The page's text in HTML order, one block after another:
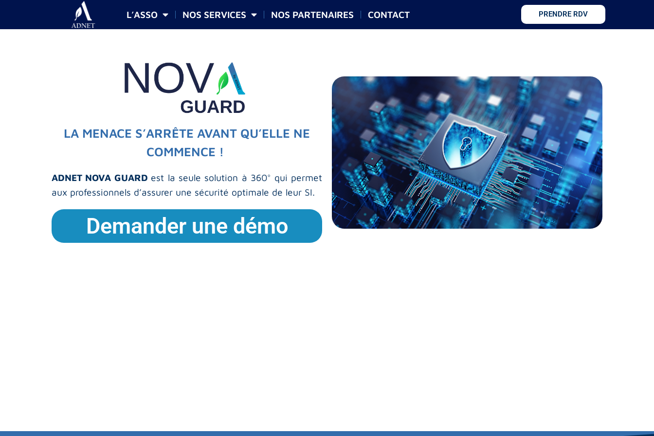
L’ASSO NOS SERVICES NOS PARTENAIRES CONTACT PRENDRE RDV
LA MENACE S’ARRÊTE AVANT QU’ELLE NE
COMMENCE !
ADNET NOVA GUARD est la seule solution à 360° qui permet
aux professionnels d’assurer une sécurité optimale de leur SI.
Demander une démo